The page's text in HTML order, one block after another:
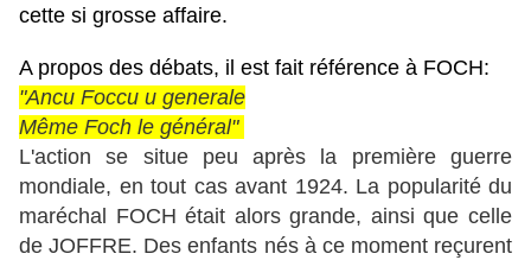
cette si grosse affaire.
A propos des débats, il est fait référence à FOCH:
"Ancu Foccu u generale
Même Foch le général"
L'action se situe peu après la première guerre
mondiale, en tout cas avant 1924. La popularité du
maréchal FOCH était alors grande, ainsi que celle
de JOFFRE. Des enfants nés à ce moment reçurent